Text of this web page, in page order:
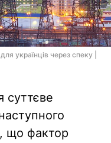
українців через спеку |
суттєве
що фактор